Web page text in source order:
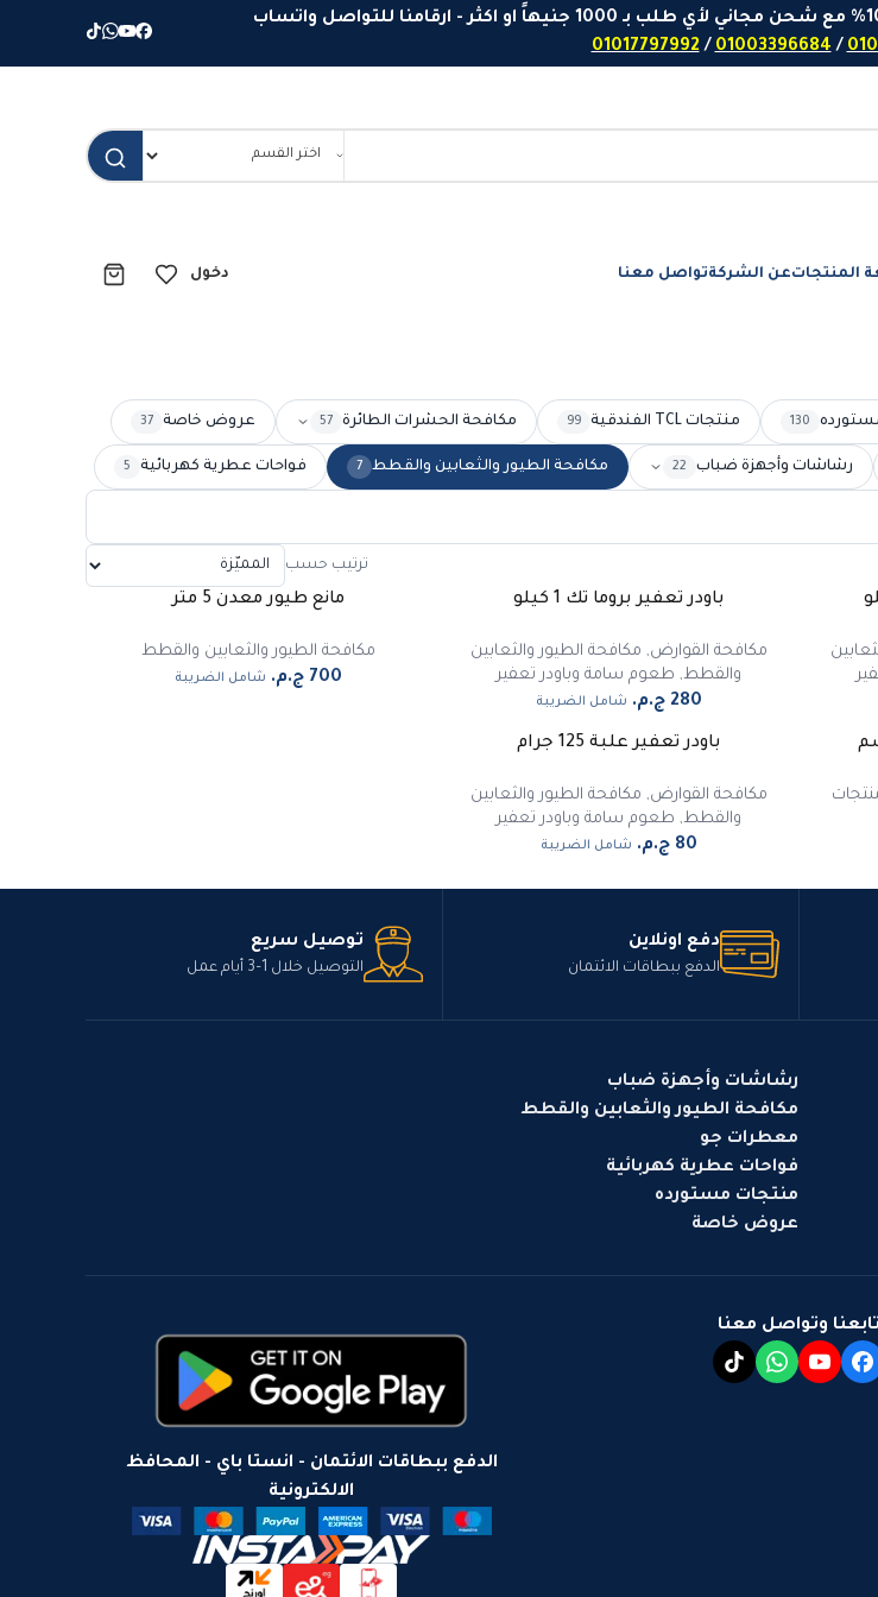
/
01003396684
/
01017797992
المنتجاتعن الشركةتواصل معنا دخول
130 منتجات TCL الفندقية 99 مكافحة الحشرات الطائرة 57 عروض خاصة 37
رشاشات وأجهزة ضباب 22 مكافحة الطيور والثعابين والقطط 7 فواحات عطرية كهربائية 5
ترتيب حسب
باودر تعفير بروما تك 1 كيلو
مكافحة القوارض, مكافحة الطيور والثعابين
والقطط, طعوم سامة وباودر تعفير
شامل الضريبة
مانع طيور معدن 5 متر
مكافحة الطيور والثعابين والقطط
شامل الضريبة
باودر تعفير علبة 125 جرام
مكافحة القوارض, مكافحة الطيور والثعابين
والقطط, طعوم سامة وباودر تعفير
شامل الضريبة
دفع اونلاين
الدفع ببطاقات الائتمان
توصيل سريع
التوصيل خلال 1–3 أيام عمل
رشاشات وأجهزة ضباب
مكافحة الطيور والثعابين والقطط
معطرات جو
فواحات عطرية كهربائية
منتجات مستورده
عروض خاصة
تابعنا وتواصل معنا
الدفع ببطاقات الائتمان - انستا باي - المحافظ
الالكترونية